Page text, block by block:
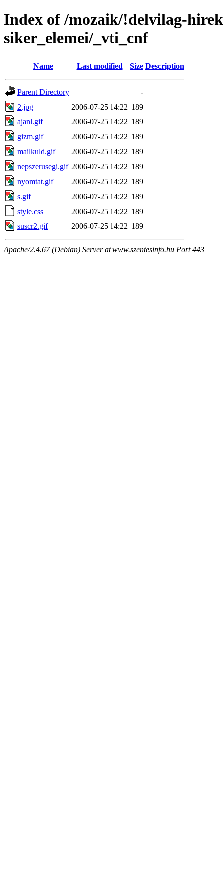
Index of /mozaik/!delvilag-
siker_elemei/_vti_cnf
Name Last modified Size Description
Parent Directory
-
2.jpg
2006-07-25 14:22 189
ajanl.gif
2006-07-25 14:22 189
gizm.gif
2006-07-25 14:22 189
mailkuld.gif
2006-07-25 14:22 189
nepszerusegi.gif 2006-07-25 14:22 189
nyomtat.gif
2006-07-25 14:22 189
s.gif
2006-07-25 14:22 189
style.css
2006-07-25 14:22 189
suscr2.gif
2006-07-25 14:22 189
Apache/2.4.67 (Debian) Server at www.szentesinfo.hu Port 443